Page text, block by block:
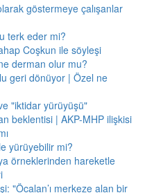
göstermeye çalışanlar
terk eder mi?
Coşkun ile söyleşi
derman olur mu?
geri dönüyor | Özel ne
"iktidar yürüyüşü"
beklentisi | AKP-MHP ilişkisi
yürüyebilir mi?
örneklerinden hareketle
"Öcalan’ı merkeze alan bir